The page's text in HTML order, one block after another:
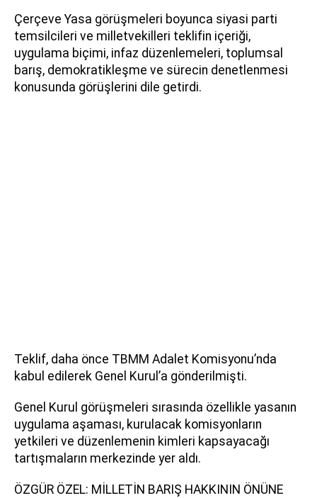
Çerçeve Yasa görüşmeleri boyunca siyasi parti
temsilcileri ve milletvekilleri teklifin içeriği,
uygulama biçimi, infaz düzenlemeleri, toplumsal
barış, demokratikleşme ve sürecin denetlenmesi
konusunda görüşlerini dile getirdi.
Teklif, daha önce TBMM Adalet Komisyonu’nda
kabul edilerek Genel Kurul’a gönderilmişti.
Genel Kurul görüşmeleri sırasında özellikle yasanın
uygulama aşaması, kurulacak komisyonların
yetkileri ve düzenlemenin kimleri kapsayacağı
tartışmaların merkezinde yer aldı.
ÖZGÜR ÖZEL: MİLLETİN BARIŞ HAKKININ ÖNÜNE